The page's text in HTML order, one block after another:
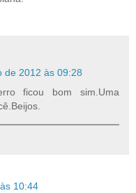
de 2012 às 09:28
ficou bom sim.Uma
10:44